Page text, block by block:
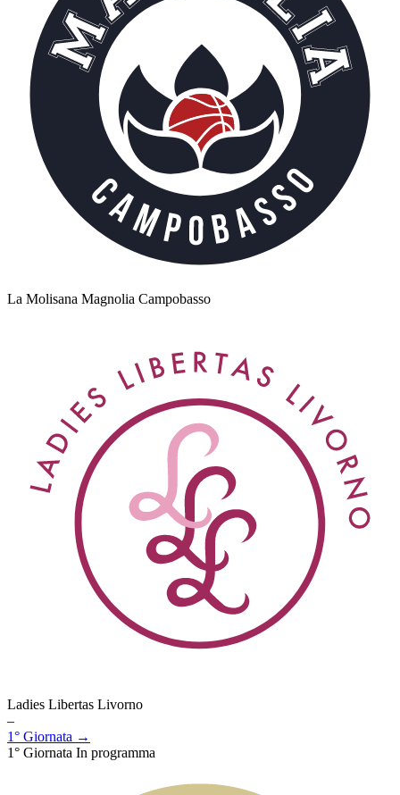
La Molisana Magnolia Campobasso
Ladies Libertas Livorno
–
1° Giornata →
1° Giornata In programma